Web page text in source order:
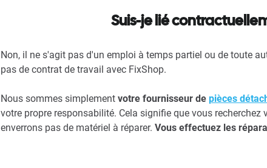
Suis-je lié
Non, il ne s'agit pas d'un emploi à temps partiel ou de toute
pas de contrat de travail avec FixShop.
Nous sommes simplement votre fournisseur de pièces
votre propre responsabilité. Cela signifie que vous
enverrons pas de matériel à réparer. Vous effectuez les